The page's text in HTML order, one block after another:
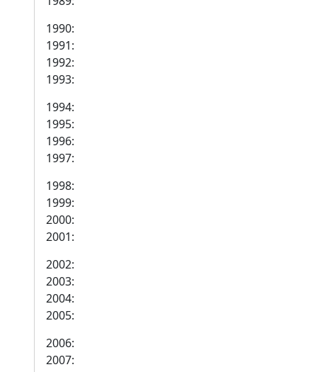
1990:
1991:
1992:
1993:
1994:
1995:
1996:
1997:
1998:
1999:
2000:
2001:
2002:
2003:
2004:
2005:
2006:
2007: